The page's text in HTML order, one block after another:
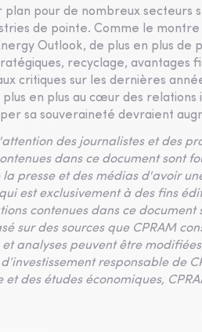
pour de nombreux secteurs
de pointe. Comme le
Outlook, de plus en plus de
recyclage, avantages
critiques sur les dernières
en plus au cœur des
sa souveraineté devraient
des journalistes et des
dans ce document sont
presse et des médias d'avoir
est exclusivement à des fins
contenues dans ce document
sur des sources que CPRAM
analyses peuvent être
responsable de
des études économiques,